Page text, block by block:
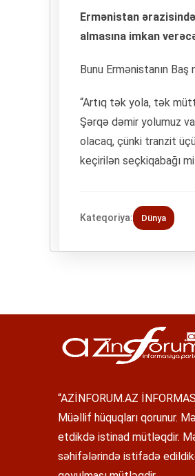
Ermənistan
almasına imkan
Bunu Ermənistanın
“Artıq tək yola, tək
Şərqə dəmir yolumuz
olacaq, çünki tranzit
keçirilən seçkiqabağı
Kateqoriya: Dünya
“AZİNFORUM.AZ
Müəllif hüquqları qorunur.
etdikdə istinad mütləqdir.
səhifələrində istifadə